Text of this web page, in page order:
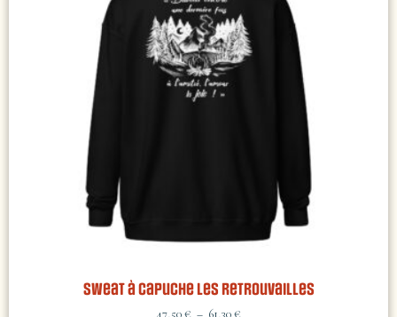
Sweat à capuche Les retrouvailles
47,50€ – 61,30€